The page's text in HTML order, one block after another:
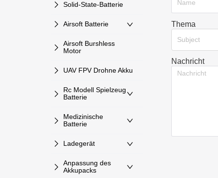
Solid-State-Batterie
Airsoft Batterie
Airsoft Burshless
Motor
UAV FPV Drohne Akku
Rc Modell Spielzeug
Batterie
Medizinische
Batterie
Ladegerät
Anpassung des
Akkupacks
Thema
Subject
Nachricht